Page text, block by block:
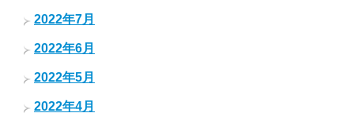
2022年7月
2022年6月
2022年5月
2022年4月